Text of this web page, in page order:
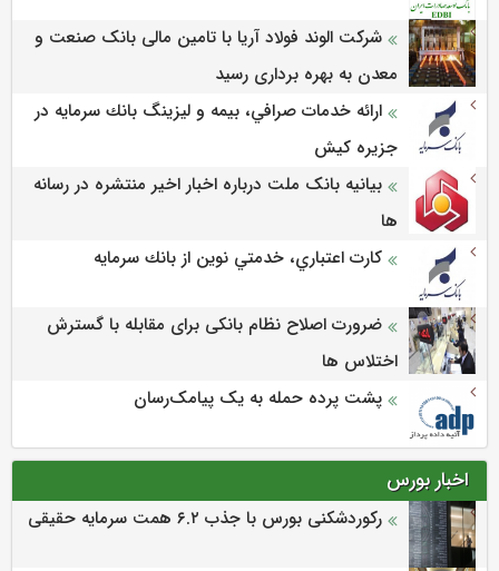
شرکت الوند فولاد آریا با تامین مالی بانک صنعت و
معدن به بهره برداری رسید
ارائه خدمات صرافي، بيمه و ليزينگ بانك سرمايه در
جزيره كيش
بیانیه بانک ملت درباره اخبار اخیر منتشره در رسانه
ها
كارت اعتباري، خدمتي نوين از بانك سرمايه
ضرورت اصلاح نظام بانکی برای مقابله با گسترش
اختلاس ها
پشت پرده حمله به یک پیامک‌رسان
اخبار بورس
رکوردشکنی بورس با جذب ۶.۲ همت سرمایه حقیقی